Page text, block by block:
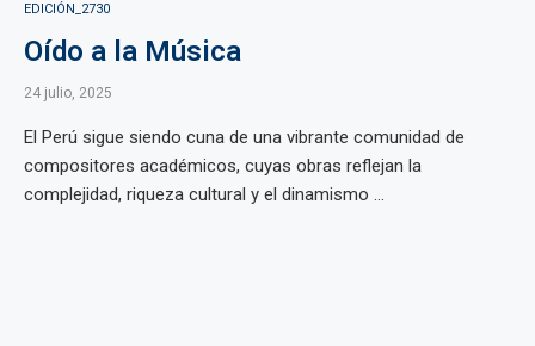
EDICIÓN_2730
Oído a la Música
24 julio, 2025
El Perú sigue siendo cuna de una vibrante comunidad de
compositores académicos, cuyas obras reflejan la
complejidad, riqueza cultural y el dinamismo ...